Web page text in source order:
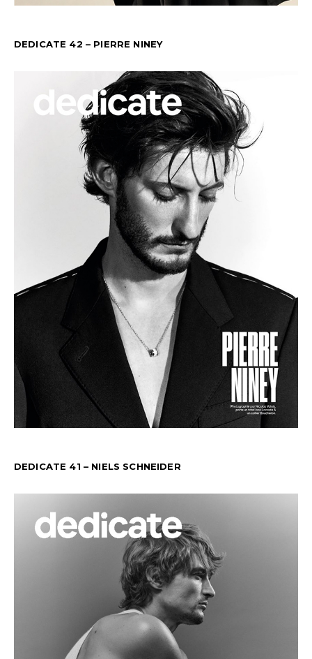
DEDICATE 42 – PIERRE NINEY
DEDICATE 41 – NIELS SCHNEIDER